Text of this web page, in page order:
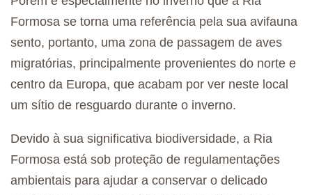
Formosa se torna uma referência pela sua avifauna
sento, portanto, uma zona de passagem de aves
migratórias, principalmente provenientes do norte e
centro da Europa, que acabam por ver neste local
um sítio de resguardo durante o inverno.
Devido à sua significativa biodiversidade, a Ria
Formosa está sob proteção de regulamentações
ambientais para ajudar a conservar o delicado